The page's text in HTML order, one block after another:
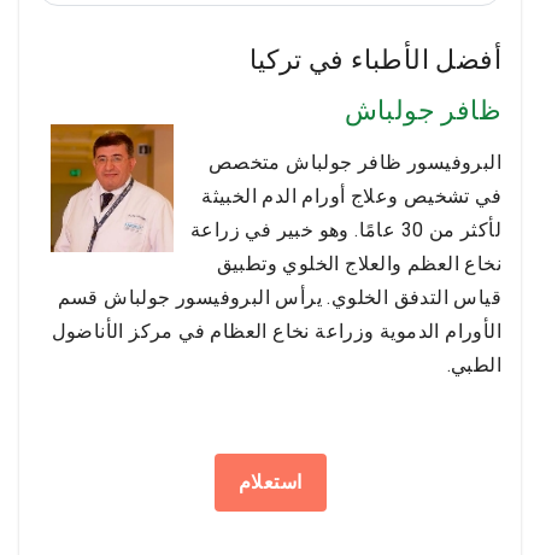
مهتماً وشعرت بالراحة معه. لم أتمكن بعد من رؤية النتائج
لأنني متورمة جداً. من المحبط أنه لا يمكنك مشاركة
النتائج معًا. سيكون لدي فكرة في غضون أشهر قليلة عن
جراحة تجميل الثدي والأنف.
أفضل الأطباء في تركيا
ظافر جولباش
البروفيسور ظافر جولباش متخصص
في تشخيص وعلاج أورام الدم الخبيثة
لأكثر من 30 عامًا. وهو خبير في زراعة
نخاع العظم والعلاج الخلوي وتطبيق
قياس التدفق الخلوي. يرأس البروفيسور جولباش قسم
الأورام الدموية وزراعة نخاع العظام في مركز الأناضول
الطبي.
استعلام